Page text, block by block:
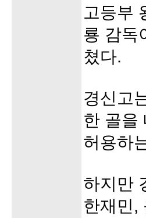
고등부
룡 감독
쳤다.
경신고
한 골을
허용하
하지만
한재민,